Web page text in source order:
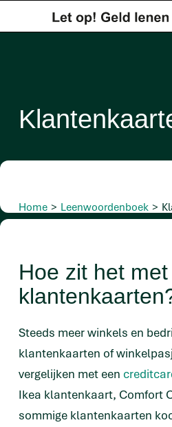
Home > Leenwoordenboek >
Hoe zit het met
Steeds meer winkels en
klantenkaarten of
vergelijken met een
Ikea klantenkaart, Comfort
sommige klantenkaarten